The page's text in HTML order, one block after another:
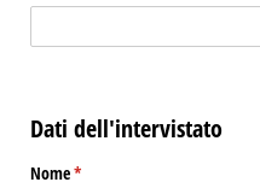
Dati dell'intervistato
Nome*
(richiesto)